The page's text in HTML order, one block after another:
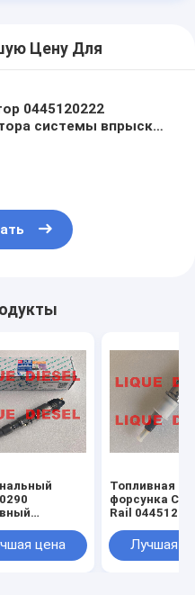
Цену Для
0445120222
системы впрыска
0 445
L4700-
цена
Топливная
форсунка
Rail
120 059 0 445
231 для
Лучшая